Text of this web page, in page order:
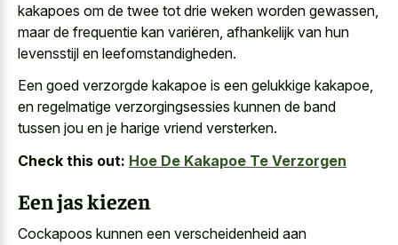
kakapoes om de twee tot drie weken worden gewassen,
maar de frequentie kan variëren, afhankelijk van hun
levensstijl en leefomstandigheden.
Een goed verzorgde kakapoe is een gelukkige kakapoe,
en regelmatige verzorgingsessies kunnen de band
tussen jou en je harige vriend versterken.
Check this out: Hoe De Kakapoe Te Verzorgen
Een jas kiezen
Cockapoos kunnen een verscheidenheid aan